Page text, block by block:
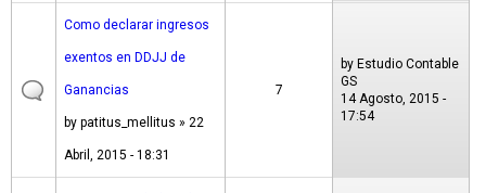
Como declarar ingresos
exentos en DDJJ de
Ganancias
by patitus_mellitus » 22
Abril, 2015 - 18:31
7
by Estudio Contable
GS
14 Agosto, 2015 -
17:54